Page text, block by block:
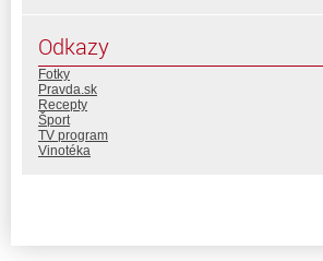
Odkazy
Fotky
Pravda.sk
Recepty
Šport
TV program
Vinotéka